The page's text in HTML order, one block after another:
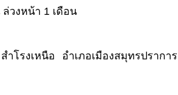
ล่วงหน้า 1 เดือน
งเหนือ อำเภอเมืองสมุทรปราการ